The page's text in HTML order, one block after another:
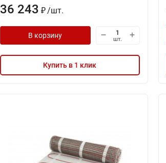
36 243 ₽ /шт.
В корзину шт.
Купить в 1 клик